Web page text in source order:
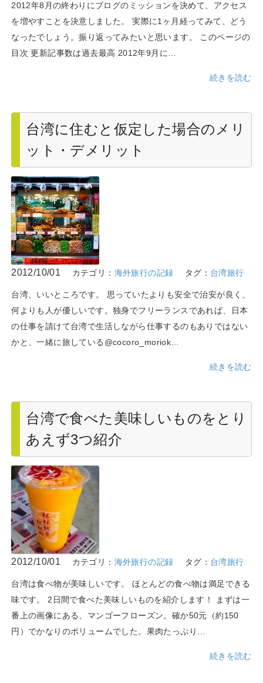
2012年8月の終わりにブログのミッションを決めて、アクセス
を増やすことを決意しました。 実際に1ヶ月経ってみて、どう
なったでしょう。振り返ってみたいと思います。 このページの
目次 更新記事数は過去最高 2012年9月に…
続きを読む
台湾に住むと仮定した場合のメリ
ット・デメリット
2012/10/01 カテゴリ： 海外旅行の記録 タグ： 台湾旅行
台湾、いいところです。 思っていたよりも安全で治安が良く、
何よりも人が優しいです。独身でフリーランスであれば、日本
の仕事を請けて台湾で生活しながら仕事するのもありではない
かと、一緒に旅している@cocoro_moriok…
続きを読む
台湾で食べた美味しいものをとり
あえず3つ紹介
2012/10/01 カテゴリ： 海外旅行の記録 タグ： 台湾旅行
台湾は食べ物が美味しいです。 ほとんどの食べ物は満足できる
味です。 2日間で食べた美味しいものを紹介します！ まずは一
番上の画像にある、マンゴーフローズン。確か50元（約150
円）でかなりのボリュームでした。果肉たっぷり…
続きを読む